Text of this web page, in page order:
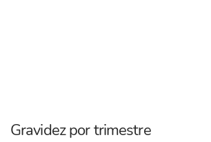
Gravidez por trimestre